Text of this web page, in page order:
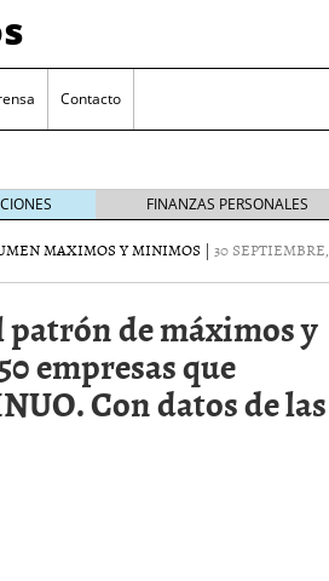
Contacto
FINANZAS PERSONALES
MAXIMOS Y MINIMOS | 30 SEPTIEMBRE,
de máximos y
empresas que
Con datos de las